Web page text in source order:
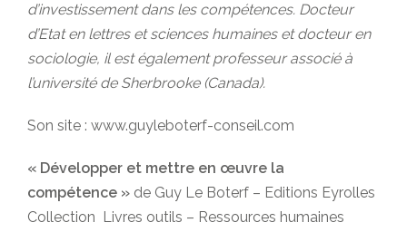
d’investissement dans les compétences. Docteur
d’Etat en lettres et sciences humaines et docteur en
sociologie, il est également professeur associé à
l’université de Sherbrooke (Canada).
Son site : www.guyleboterf-conseil.com
« Développer et mettre en œuvre la
compétence » de Guy Le Boterf – Editions Eyrolles
Collection Livres outils – Ressources humaines